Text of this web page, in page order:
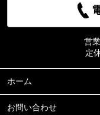
営
定
ホーム
お問い合わせ